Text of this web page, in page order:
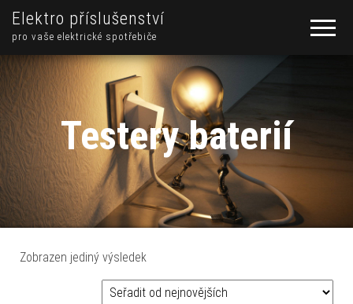
Elektro příslušenství
pro vaše elektrické spotřebiče
Testery baterií
Zobrazen jediný výsledek